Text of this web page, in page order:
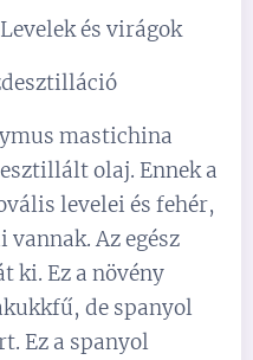
Levelek és virágok
mastichina
olaj. Ennek a
levelei és fehér,
Az egész
ki. Ez a növény
de spanyol
Ez a spanyol